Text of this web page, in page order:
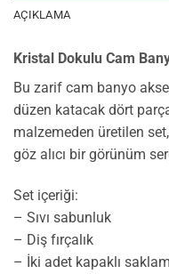
AÇIKLAMA
Kristal Dokulu Cam
Bu zarif cam banyo
düzen katacak dört
malzemeden üretilen
göz alıcı bir görünüm
Set içeriği:
– Sıvı sabunluk
– Diş fırçalık
– İki adet kapaklı